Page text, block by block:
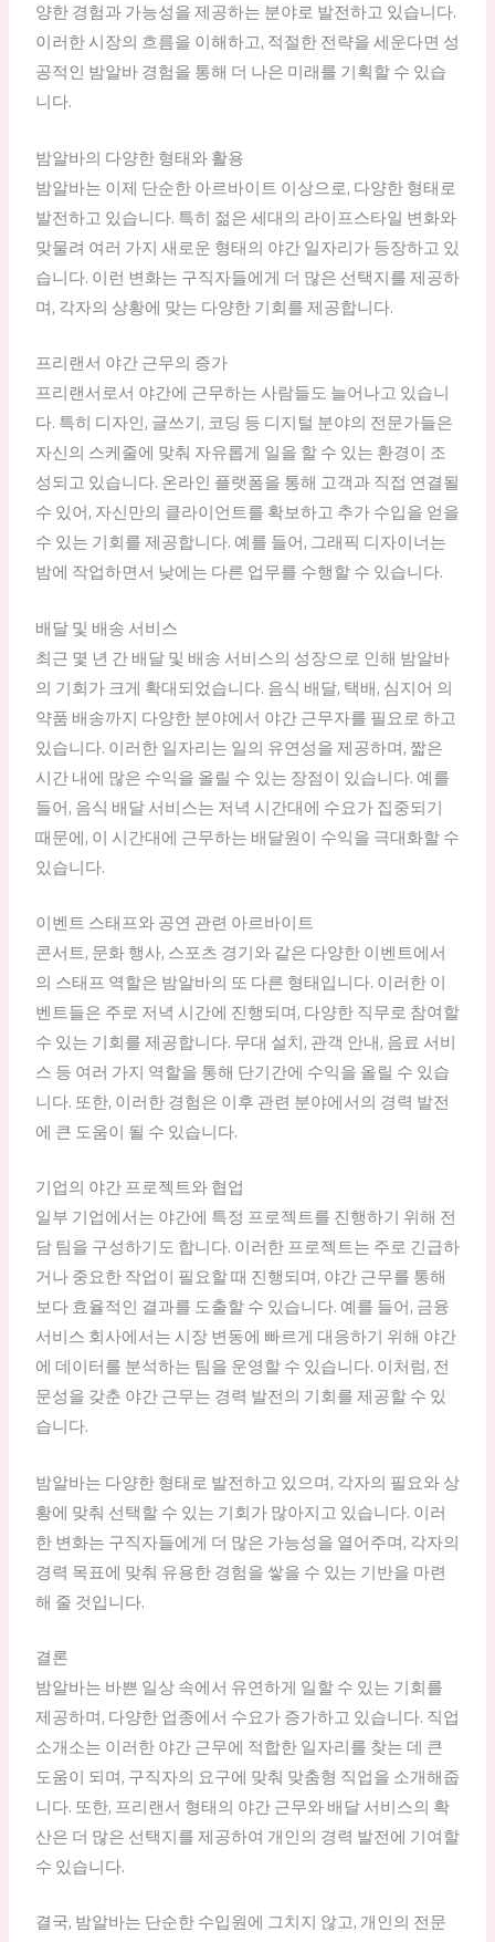
양한 경험과 가능성을 제공하는 분야로 발전하고 있습니다.
이러한 시장의 흐름을 이해하고, 적절한 전략을 세운다면 성
공적인 밤알바 경험을 통해 더 나은 미래를 기획할 수 있습
니다.
밤알바의 다양한 형태와 활용
밤알바는 이제 단순한 아르바이트 이상으로, 다양한 형태로
발전하고 있습니다. 특히 젊은 세대의 라이프스타일 변화와
맞물려 여러 가지 새로운 형태의 야간 일자리가 등장하고 있
습니다. 이런 변화는 구직자들에게 더 많은 선택지를 제공하
며, 각자의 상황에 맞는 다양한 기회를 제공합니다.
프리랜서 야간 근무의 증가
프리랜서로서 야간에 근무하는 사람들도 늘어나고 있습니
다. 특히 디자인, 글쓰기, 코딩 등 디지털 분야의 전문가들은
자신의 스케줄에 맞춰 자유롭게 일을 할 수 있는 환경이 조
성되고 있습니다. 온라인 플랫폼을 통해 고객과 직접 연결될
수 있어, 자신만의 클라이언트를 확보하고 추가 수입을 얻을
수 있는 기회를 제공합니다. 예를 들어, 그래픽 디자이너는
밤에 작업하면서 낮에는 다른 업무를 수행할 수 있습니다.
배달 및 배송 서비스
최근 몇 년 간 배달 및 배송 서비스의 성장으로 인해 밤알바
의 기회가 크게 확대되었습니다. 음식 배달, 택배, 심지어 의
약품 배송까지 다양한 분야에서 야간 근무자를 필요로 하고
있습니다. 이러한 일자리는 일의 유연성을 제공하며, 짧은
시간 내에 많은 수익을 올릴 수 있는 장점이 있습니다. 예를
들어, 음식 배달 서비스는 저녁 시간대에 수요가 집중되기
때문에, 이 시간대에 근무하는 배달원이 수익을 극대화할 수
있습니다.
이벤트 스태프와 공연 관련 아르바이트
콘서트, 문화 행사, 스포츠 경기와 같은 다양한 이벤트에서
의 스태프 역할은 밤알바의 또 다른 형태입니다. 이러한 이
벤트들은 주로 저녁 시간에 진행되며, 다양한 직무로 참여할
수 있는 기회를 제공합니다. 무대 설치, 관객 안내, 음료 서비
스 등 여러 가지 역할을 통해 단기간에 수익을 올릴 수 있습
니다. 또한, 이러한 경험은 이후 관련 분야에서의 경력 발전
에 큰 도움이 될 수 있습니다.
기업의 야간 프로젝트와 협업
일부 기업에서는 야간에 특정 프로젝트를 진행하기 위해 전
담 팀을 구성하기도 합니다. 이러한 프로젝트는 주로 긴급하
거나 중요한 작업이 필요할 때 진행되며, 야간 근무를 통해
보다 효율적인 결과를 도출할 수 있습니다. 예를 들어, 금융
서비스 회사에서는 시장 변동에 빠르게 대응하기 위해 야간
에 데이터를 분석하는 팀을 운영할 수 있습니다. 이처럼, 전
문성을 갖춘 야간 근무는 경력 발전의 기회를 제공할 수 있
습니다.
밤알바는 다양한 형태로 발전하고 있으며, 각자의 필요와 상
황에 맞춰 선택할 수 있는 기회가 많아지고 있습니다. 이러
한 변화는 구직자들에게 더 많은 가능성을 열어주며, 각자의
경력 목표에 맞춰 유용한 경험을 쌓을 수 있는 기반을 마련
해 줄 것입니다.
결론
밤알바는 바쁜 일상 속에서 유연하게 일할 수 있는 기회를
제공하며, 다양한 업종에서 수요가 증가하고 있습니다. 직업
소개소는 이러한 야간 근무에 적합한 일자리를 찾는 데 큰
도움이 되며, 구직자의 요구에 맞춰 맞춤형 직업을 소개해줍
니다. 또한, 프리랜서 형태의 야간 근무와 배달 서비스의 확
산은 더 많은 선택지를 제공하여 개인의 경력 발전에 기여할
수 있습니다.
결국, 밤알바는 단순한 수입원에 그치지 않고, 개인의 전문